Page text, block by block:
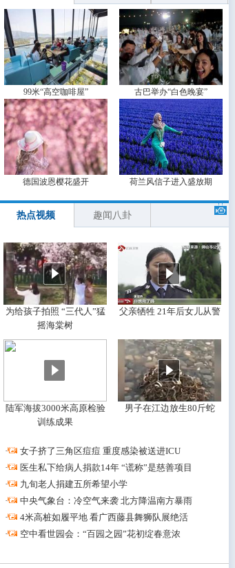
99米“高空咖啡屋” 古巴举办“白色晚宴”
德国波恩樱花盛开 荷兰风信子进入盛放期
热点视频 趣闻八卦
为给孩子拍照 “三代人”猛
摇海棠树
父亲牺牲 21年后女儿从警
陆军海拔3000米高原检验
训练成果
男子在江边放生80斤蛇
·
女子挤了三角区痘痘 重度感染被送进ICU
·
医生私下给病人捐款14年 “谎称”是慈善项目
·
九旬老人捐建五所希望小学
·
中央气象台：冷空气来袭 北方降温南方暴雨
·
4米高桩如履平地 看广西藤县舞狮队展绝活
·
空中看世园会：“百园之园”花初绽春意浓